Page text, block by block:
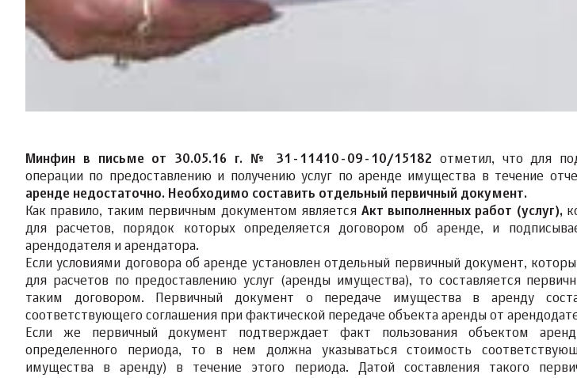
Минфин в письме от 30.05.16 г. № 31-11410-09-10/15182 отметил, что для
операции по предоставлению и получению услуг по аренде имущества в течение
аренде недостаточно. Необходимо составить отдельный первичный документ.
Как правило, таким первичным документом является Акт выполненных работ (услуг),
для расчетов, порядок которых определяется договором об аренде, и
арендодателя и арендатора.
Если условиями договора об аренде установлен отдельный первичный документ,
для расчетов по предоставлению услуг (аренды имущества), то составляется
таким договором. Первичный документ о передаче имущества в аренду
соответствующего соглашения при фактической передаче объекта аренды от
Если же первичный документ подтверждает факт пользования объектом
определенного периода, то в нем должна указываться стоимость
имущества в аренду) в течение этого периода. Датой составления такого